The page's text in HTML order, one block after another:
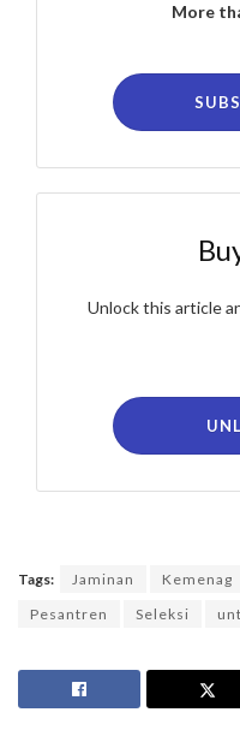
More
Unlock this article
Tags: Jaminan Kemenag
Pesantren
Seleksi